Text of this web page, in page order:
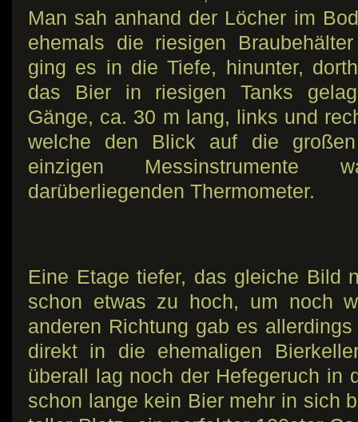
Man sah anhand der Löcher im
ehemals die riesigen
ging es in die Tiefe, hinunter,
das Bier in riesigen Tanks
Gänge, ca. 30 m lang, links und
welche den Blick auf die
einzigen Messinstrumente
darüberliegenden Thermometer.
Eine Etage tiefer, das gleiche Bild
schon etwas zu hoch, um noch
anderen Richtung gab es
direkt in die ehemaligen
überall lag noch der Hefegeruch in
schon lange kein Bier mehr in sich